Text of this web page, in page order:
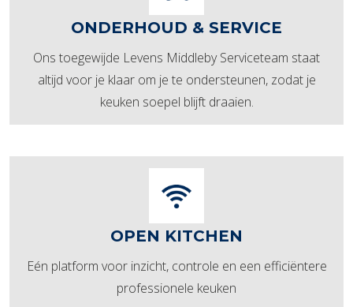
ONDERHOUD & SERVICE
Ons toegewijde Levens Middleby Serviceteam staat
altijd voor je klaar om je te ondersteunen, zodat je
keuken soepel blijft draaien.
OPEN KITCHEN
Eén platform voor inzicht, controle en een efficiëntere
professionele keuken